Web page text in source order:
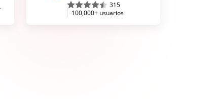
315
100,000+ usuarios